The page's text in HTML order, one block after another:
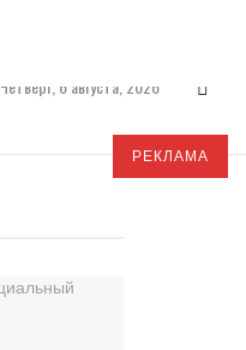
Четверг, 6 августа, 2026
РЕКЛАМА